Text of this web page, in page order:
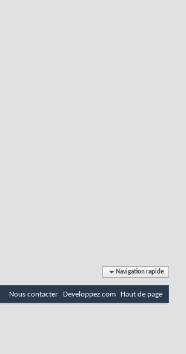
Navigation rapide
Nous contacter Developpez.com Haut de page